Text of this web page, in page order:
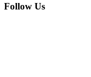
Follow Us